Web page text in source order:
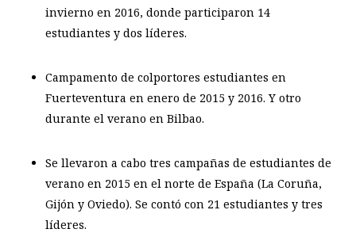
invierno en 2016, donde participaron 14
estudiantes y dos líderes.
Campamento de colportores estudiantes en
Fuerteventura en enero de 2015 y 2016. Y otro
durante el verano en Bilbao.
Se llevaron a cabo tres campañas de estudiantes de
verano en 2015 en el norte de España (La Coruña,
Gijón y Oviedo). Se contó con 21 estudiantes y tres
líderes.